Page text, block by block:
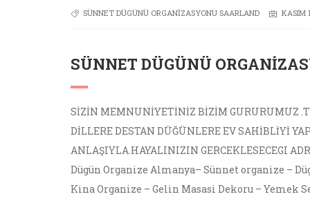
SÜNNET DÜGÜNÜ ORGANIZASYONU SAARLAND KASIM
SÜNNET DÜGÜNÜ
SİZİN MEMNUNİYETİNİZ BİZİM GURURUMUZ
DİLLERE DESTAN DÜĞÜNLERE EV SAHİBLİYİ
ANLAŞIYLA.HAYALINIZIN GERCEKLESECEGI
Dügün Organize Almanya– Sünnet organize –
Kina Organize – Gelin Masasi Dekoru – Yemek